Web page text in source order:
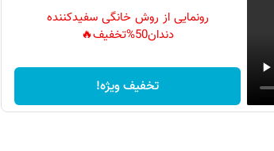
رونمایی از روش خانگی سفیدکننده
دندان50%تخفیف🔥
تخفیف ویژه!